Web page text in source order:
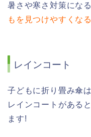
暑さや寒さ対策にな
もを見つけやすくなる
レインコート
子どもに折り畳み傘
レインコートがあると
ます!